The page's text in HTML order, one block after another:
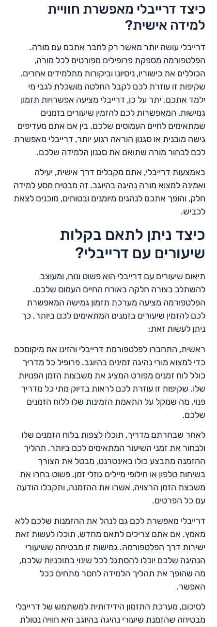
כיצד דרייבלי מאפשרת חוויית
למידה אישית?
דרייבלי עושה יותר מאשר רק לחבר אתכם עם מורה.
הפלטפורמה מספקת פרופילים מפורטים לכל מורה,
הכוללים את כישוריו, ניסיונו וביקורות מתלמידים אחרים.
שקיפות זו עוזרת לכם לקבל החלטה מושכלת לגבי מי
ילמד אתכם. יתר על כן, דרייבלי מציעה אפשרויות תזמון
גמישות, המאפשרות לכם להזמין שיעורים בזמנים
שמתאימים לחיים העמוסים שלכם. בין אם אתם מעדיפים
גישה מובנית או סגנון הוראה רגוע יותר, דרייבלי מאפשרת
לכם לבחור מורה שתואם את סגנון הלמידה שלכם.
באמצעות דרייבלי, אתם מקבלים דרך אישית, יעילה
ואמינה למצוא מורה נהיגה בהיוגב. זה מבטיח מסע למידה
חלק, והופך אתכם לנהגים מיומנים ובטוחים, מוכנים לצאת
לכביש.
כיצד ניתן לתאם בקלות
שיעורים עם דרייבלי?
תיאום שיעורים עם דרייבלי הוא פשוט ונוח, ומעוצב
להשתלב בצורה חלקה באורח החיים העמוס שלכם.
הפלטפורמה מציעה מערכת תזמון גמישה המאפשרת
לכם להזמין שיעורים בזמנים המתאימים לכם ביותר. כך
ניתן לעשות זאת:
ראשית, התחברו לפלטפורמת דרייבלי והזינו את מיקומכם
כדי למצוא מורי נהיגה זמינים בהיוגב. פרופיל כל מדריך
כולל לוח זמנים מפורט המציג את משבצות הזמן הפנויות
שלו. שקיפות זו עוזרת לכם לראות בדיוק מתי כל מדריך
פנוי, מה שמקל על התאמת הזמינות שלו ללוח הזמנים
שלכם.
לאחר שבחרתם מדריך, תוכלו לצפות בלוח הזמנים שלו
ולבחור את זמני השיעור המתאימים לכם ביותר. תהליך
ההזמנה מתבצע כולו באינטרנט, מבטל את הצורך
בשיחות טלפון או חילופי מיילים גוזלי זמן. פשוט בחרו את
משבצת הזמן הרצויה, אשרו את ההזמנה, ותקבלו הודעה
עם כל הפרטים.
דרייבלי מאפשרת לכם גם לנהל את ההזמנות שלכם ללא
מאמץ. אם אתם צריכים לתאם מחדש, תוכלו לעשות זאת
ישירות דרך הפלטפורמה. גמישות זו מבטיחה ששיעורי
הנהיגה שלכם יוכלו להסתגל לכל שינוי בתוכניות שלכם,
מה שהופך את תהליך הלמידה לחסר מתחים ככל
האפשר.
לסיכום, מערכת התזמון הידידותית למשתמש של דרייבלי
מבטיחה שהזמנת שיעורי נהיגה בהיוגב היא חוויה נטולת